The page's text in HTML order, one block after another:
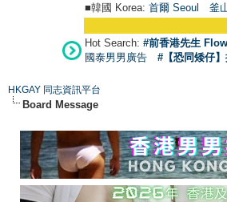
■韓國 Korea: 首爾 Seoul 釜
Hot Search: #前香港先生
國泰男男廣告
#【恐同矮仔
HKGAY 同志資訊平台
Board Message